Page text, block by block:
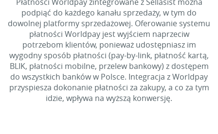
podpiąć do każdego kanału sprzedaży, w tym do
dowolnej platformy sprzedażowej. Oferowanie systemu
płatności Worldpay jest wyjściem naprzeciw
potrzebom klientów, ponieważ udostępniasz im
wygodny sposób płatności (pay-by-link, płatność kartą,
BLIK, płatności mobilne, przelew bankowy) z dostępem
do wszystkich banków w Polsce. Integracja z Worldpay
przyspiesza dokonanie płatności za zakupy, a co za tym
idzie, wpływa na wyższą konwersję.